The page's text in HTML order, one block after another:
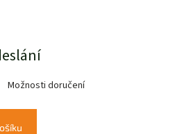
Možnosti doručení